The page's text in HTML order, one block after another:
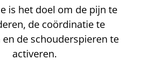
is het doel om de pijn te
de coördinatie te
de schouderspieren te
activeren.